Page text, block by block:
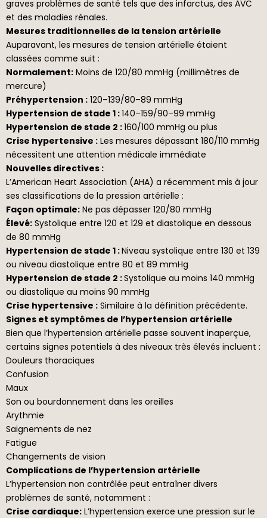
graves problèmes de santé tels que des infarctus, des AVC
et des maladies rénales.
Mesures traditionnelles de la tension artérielle
Auparavant, les mesures de tension artérielle étaient
classées comme suit :
Normalement: Moins de 120/80 mmHg (millimètres de
mercure)
Préhypertension : 120–139/80–89 mmHg
Hypertension de stade 1 :140–159/90–99 mmHg
Hypertension de stade 2 :160/100 mmHg ou plus
Crise hypertensive : Les mesures dépassant 180/110 mmHg
nécessitent une attention médicale immédiate
Nouvelles directives :
L’American Heart Association (AHA) a récemment mis à jour
ses classifications de la pression artérielle :
Façon optimale: Ne pas dépasser 120/80 mmHg
Élevé: Systolique entre 120 et 129 et diastolique en dessous
de 80 mmHg
Hypertension de stade 1 :Niveau systolique entre 130 et 139
ou niveau diastolique entre 80 et 89 mmHg
Hypertension de stade 2 :Systolique au moins 140 mmHg
ou diastolique au moins 90 mmHg
Crise hypertensive : Similaire à la définition précédente.
Signes et symptômes de l’hypertension artérielle
Bien que l’hypertension artérielle passe souvent inaperçue,
certains signes potentiels à des niveaux très élevés incluent :
Douleurs thoraciques
Confusion
Maux
Son ou bourdonnement dans les oreilles
Arythmie
Saignements de nez
Fatigue
Changements de vision
Complications de l’hypertension artérielle
L’hypertension non contrôlée peut entraîner divers
problèmes de santé, notamment :
Crise cardiaque: L’hypertension exerce une pression sur le